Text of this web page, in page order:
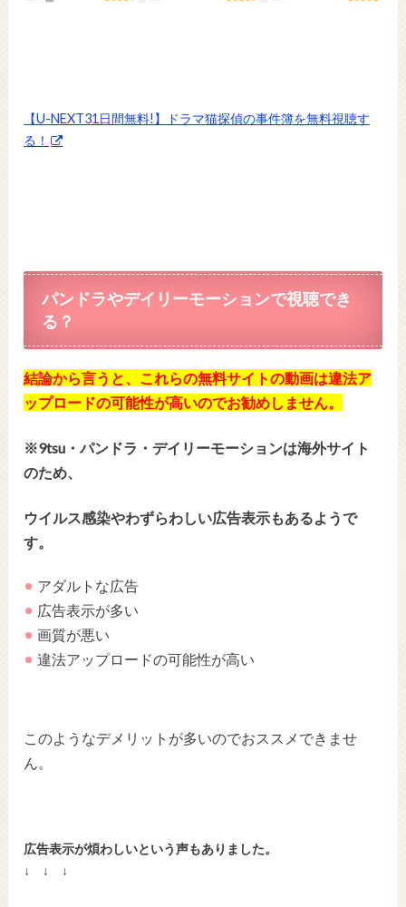
【U-NEXT31日間無料!】ドラマ猫探偵の事件簿を無料視聴す
る！
パンドラやデイリーモーションで視聴でき
る？
結論から言うと、これらの無料サイトの動画は違法ア
ップロードの可能性が高いのでお勧めしません。
※9tsu・パンドラ・デイリーモーションは海外サイト
のため、
ウイルス感染やわずらわしい広告表示もあるようで
す。
アダルトな広告
広告表示が多い
画質が悪い
違法アップロードの可能性が高い
このようなデメリットが多いのでおススメできませ
ん。
広告表示が煩わしいという声もありました。
↓ ↓ ↓